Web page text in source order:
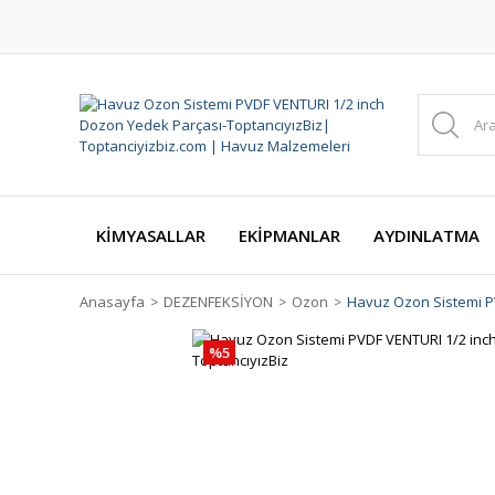
KİMYASALLAR EKİPMANLAR AYDINLATMA
Anasayfa DEZENFEKSİYON Ozon Havuz Ozon Sistemi
%5